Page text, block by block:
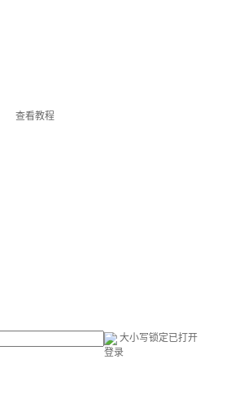
查看教程
大小写锁定已打开
登录